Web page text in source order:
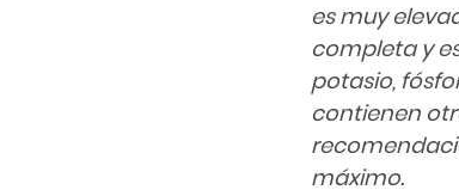
es muy
completa y es
potasio,
contienen
máximo.